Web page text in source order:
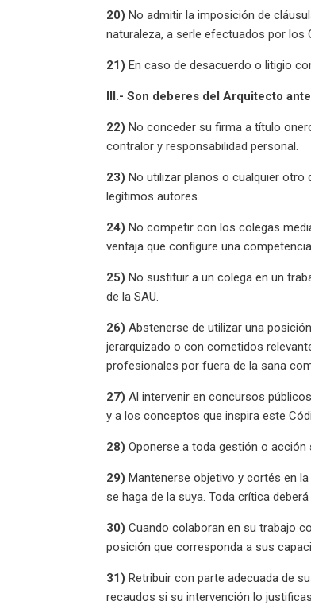
20) No admitir la imposición de
naturaleza, a serle efectuados por los
21) En caso de desacuerdo o litigio
III.- Son deberes del Arquitecto
22) No conceder su firma a título
contralor y responsabilidad personal.
23) No utilizar planos o cualquier
legítimos autores.
24) No competir con los colegas
ventaja que configure una
25) No sustituir a un colega en un
de la SAU.
26) Abstenerse de utilizar una
jerarquizado o con cometidos
profesionales por fuera de la sana
27) Al intervenir en concursos
y a los conceptos que inspira este
28) Oponerse a toda gestión o
29) Mantenerse objetivo y cortés en
se haga de la suya. Toda crítica
30) Cuando colaboran en su trabajo
posición que corresponda a sus
31) Retribuir con parte adecuada de
recaudos si su intervención lo